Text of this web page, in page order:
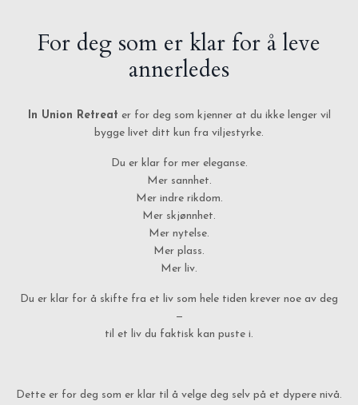
For deg som er klar for å leve
annerledes
In Union Retreat er for deg som kjenner at du ikke lenger vil
bygge livet ditt kun fra viljestyrke.
Du er klar for mer eleganse.
Mer sannhet.
Mer indre rikdom.
Mer skjønnhet.
Mer nytelse.
Mer plass.
Mer liv.
Du er klar for å skifte fra et liv som hele tiden krever noe av deg
—
til et liv du faktisk kan puste i.
Dette er for deg som er klar til å velge deg selv på et dypere nivå.